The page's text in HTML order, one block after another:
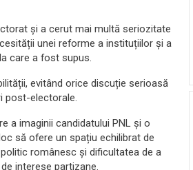
și a cerut mai multă seriozitate
unei reforme a instituțiilor și a
care a fost supus.
evitând orice discuție serioasă
post-electorale.
a imaginii candidatului PNL și o
să ofere un spațiu echilibrat de
românesc și dificultatea de a
interese partizane.